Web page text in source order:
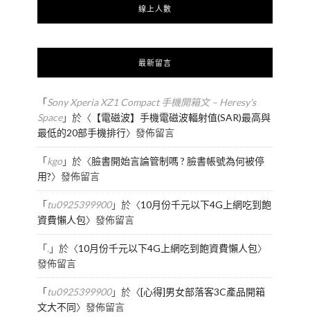
線上人數
最新留言
「Sony Xperia XZ1 Compact 手機開箱文 – Heresy's
Space」於〈 【電磁波】手機電磁波輻射值(SAR)最高與
最低的20部手機排行〉發佈留言
「kgo」於〈臉書開始言論管制嗎 ? 臉書帳號為何被停
用?〉發佈留言
「tu0925399900」於〈10月份千元以下4G上網吃到飽
資費懶人包〉發佈留言
「.」於〈10月份千元以下4G上網吃到飽資費懶人包〉
發佈留言
「tu0925399900」於〈[心得]男女部落客3C產品開箱
文大不同〉發佈留言